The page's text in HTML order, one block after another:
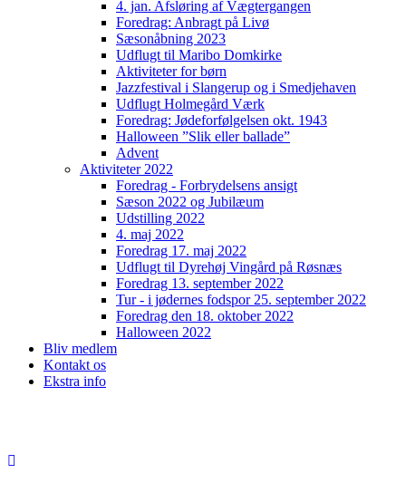
4. jan. Afsløring af Vægtergangen
Foredrag: Anbragt på Livø
Sæsonåbning 2023
Udflugt til Maribo Domkirke
Aktiviteter for børn
Jazzfestival i Slangerup og i Smedjehaven
Udflugt Holmegård Værk
Foredrag: Jødeforfølgelsen okt. 1943
Halloween ”Slik eller ballade”
Advent
Aktiviteter 2022
Foredrag - Forbrydelsens ansigt
Sæson 2022 og Jubilæum
Udstilling 2022
4. maj 2022
Foredrag 17. maj 2022
Udflugt til Dyrehøj Vingård på Røsnæs
Foredrag 13. september 2022
Tur - i jødernes fodspor 25. september 2022
Foredrag den 18. oktober 2022
Halloween 2022
Bliv medlem
Kontakt os
Ekstra info